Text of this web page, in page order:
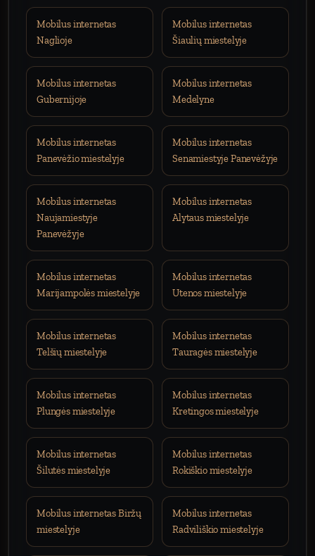
Mobilus internetas
Naglioje
Mobilus internetas
Šiaulių miestelyje
Mobilus internetas
Gubernijoje
Mobilus internetas
Medelyne
Mobilus internetas
Panevėžio miestelyje
Mobilus internetas
Senamiestyje Panevėžyje
Mobilus internetas
Naujamiestyje
Panevėžyje
Mobilus internetas
Alytaus miestelyje
Mobilus internetas
Marijampolės miestelyje
Mobilus internetas
Utenos miestelyje
Mobilus internetas
Telšių miestelyje
Mobilus internetas
Tauragės miestelyje
Mobilus internetas
Plungės miestelyje
Mobilus internetas
Kretingos miestelyje
Mobilus internetas
Šilutės miestelyje
Mobilus internetas
Rokiškio miestelyje
Mobilus internetas Biržų
miestelyje
Mobilus internetas
Radviliškio miestelyje